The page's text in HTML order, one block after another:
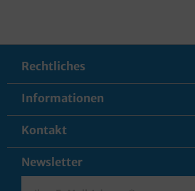
Rechtliches
Informationen
Kontakt
Newsletter